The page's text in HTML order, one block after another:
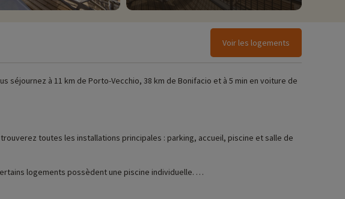
Voir les logements
à 11 km de Porto-Vecchio, 38 km de Bonifacio et à 5 min en voiture de
toutes les installations principales : parking, accueil, piscine et salle de
logements possèdent une piscine individuelle.